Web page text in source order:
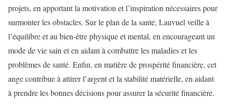
projets, en apportant la motivation et l’inspiration nécessaires pour
surmonter les obstacles. Sur le plan de la santé, Lauvuel veille à
l’équilibre et au bien-être physique et mental, en encourageant un
mode de vie sain et en aidant à combattre les maladies et les
problèmes de santé. Enfin, en matière de prospérité financière, cet
ange contribue à attirer l’argent et la stabilité matérielle, en aidant
à prendre les bonnes décisions pour assurer la sécurité financière.